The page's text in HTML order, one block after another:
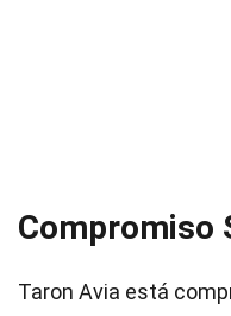
Compromiso
Taron Avia está